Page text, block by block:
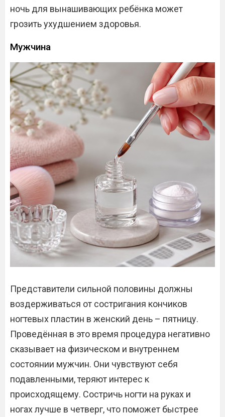
ночь для вынашивающих ребёнка может
грозить ухудшением здоровья.
Мужчина
Представители сильной половины должны
воздерживаться от состригания кончиков
ногтевых пластин в женский день – пятницу.
Проведённая в это время процедура негативно
сказывает на физическом и внутреннем
состоянии мужчин. Они чувствуют себя
подавленными, теряют интерес к
происходящему. Состричь ногти на руках и
ногах лучше в четверг, что поможет быстрее